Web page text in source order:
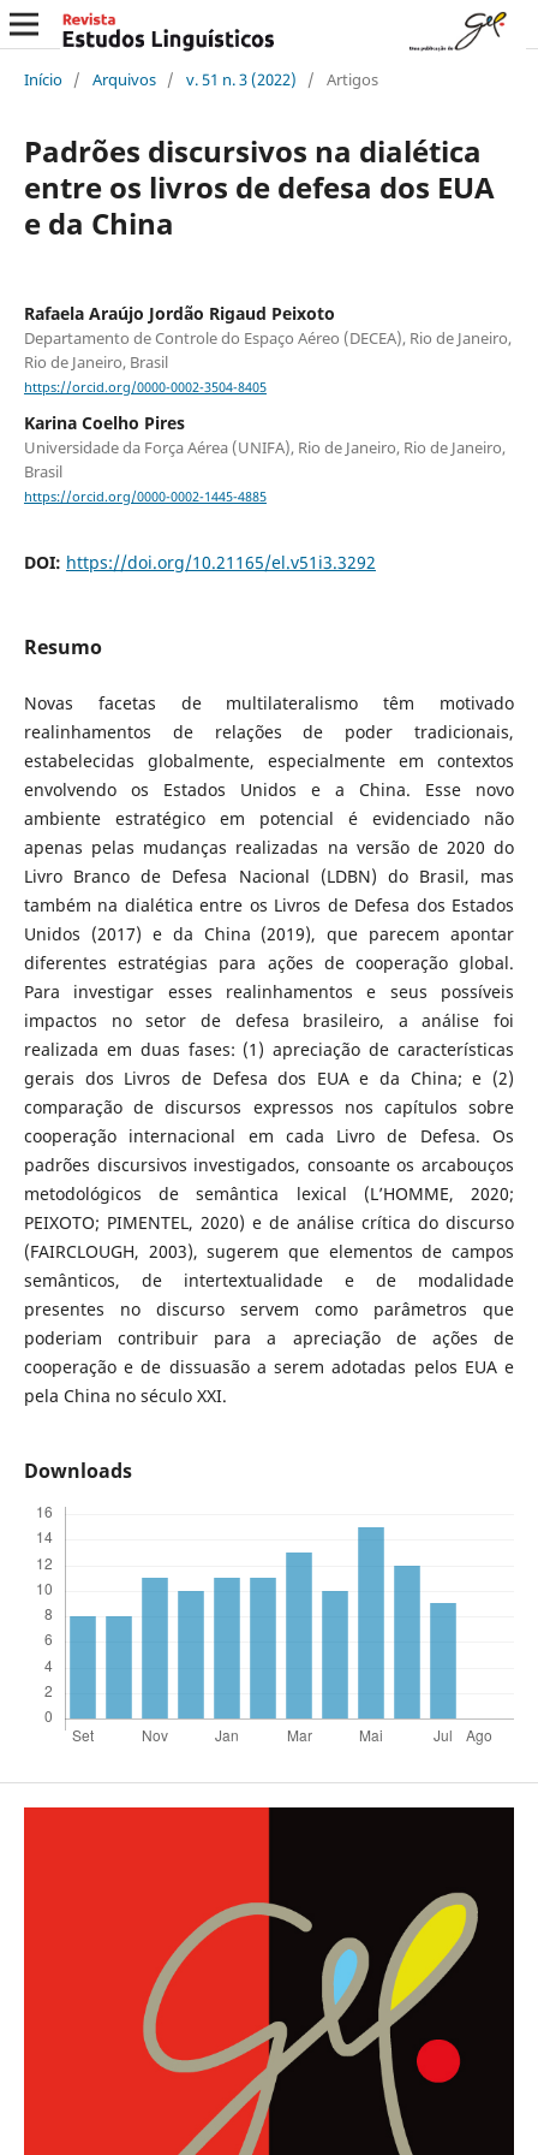
Início / Arquivos / v. 51 n. 3 (2022) / Artigos
Padrões discursivos na dialética
entre os livros de defesa dos EUA
e da China
Rafaela Araújo Jordão Rigaud Peixoto
Departamento de Controle do Espaço Aéreo (DECEA), Rio de Janeiro,
Rio de Janeiro, Brasil
https://orcid.org/0000-0002-3504-8405
Karina Coelho Pires
Universidade da Força Aérea (UNIFA), Rio de Janeiro, Rio de Janeiro,
Brasil
https://orcid.org/0000-0002-1445-4885
DOI: https://doi.org/10.21165/el.v51i3.3292
Resumo
Novas facetas de multilateralismo têm motivado
realinhamentos de relações de poder tradicionais,
estabelecidas globalmente, especialmente em contextos
envolvendo os Estados Unidos e a China. Esse novo
ambiente estratégico em potencial é evidenciado não
apenas pelas mudanças realizadas na versão de 2020 do
Livro Branco de Defesa Nacional (LDBN) do Brasil, mas
também na dialética entre os Livros de Defesa dos Estados
Unidos (2017) e da China (2019), que parecem apontar
diferentes estratégias para ações de cooperação global.
Para investigar esses realinhamentos e seus possíveis
impactos no setor de defesa brasileiro, a análise foi
realizada em duas fases: (1) apreciação de características
gerais dos Livros de Defesa dos EUA e da China; e (2)
comparação de discursos expressos nos capítulos sobre
cooperação internacional em cada Livro de Defesa. Os
padrões discursivos investigados, consoante os arcabouços
metodológicos de semântica lexical (L’HOMME, 2020;
PEIXOTO; PIMENTEL, 2020) e de análise crítica do discurso
(FAIRCLOUGH, 2003), sugerem que elementos de campos
semânticos, de intertextualidade e de modalidade
presentes no discurso servem como parâmetros que
poderiam contribuir para a apreciação de ações de
cooperação e de dissuasão a serem adotadas pelos EUA e
pela China no século XXI.
Downloads